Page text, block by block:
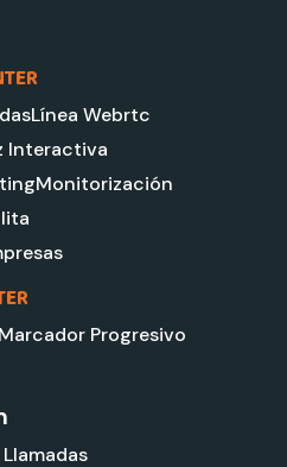
Línea Webrtc
Interactiva
Monitorización
Progresivo